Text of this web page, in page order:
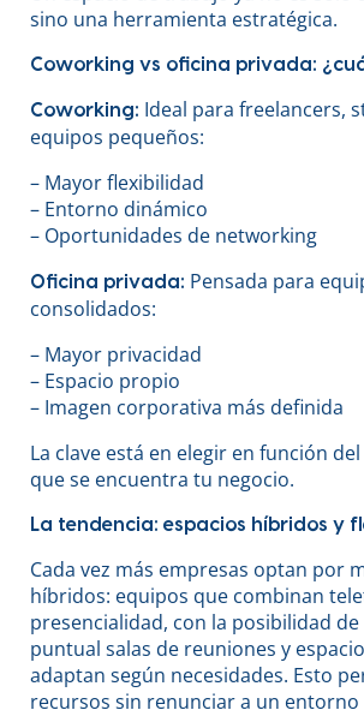
sino una herramienta estratégica.
Coworking vs oficina privada:
Coworking: Ideal para freelancers,
equipos pequeños:
– Mayor flexibilidad
– Entorno dinámico
– Oportunidades de networking
Oficina privada: Pensada para
consolidados:
– Mayor privacidad
– Espacio propio
– Imagen corporativa más definida
La clave está en elegir en función
que se encuentra tu negocio.
La tendencia: espacios híbridos y
Cada vez más empresas optan por
híbridos: equipos que combinan
presencialidad, con la posibilidad
puntual salas de reuniones y
adaptan según necesidades. Esto
recursos sin renunciar a un